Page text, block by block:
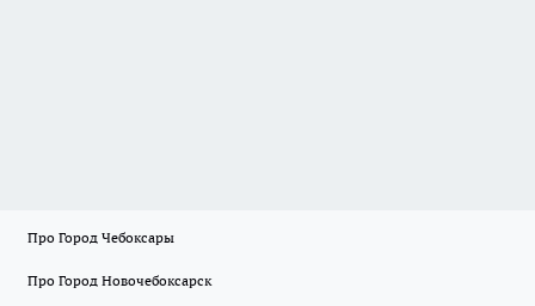
Про Город Чебоксары
Про Город Новочебоксарск